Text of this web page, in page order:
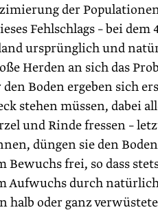
der
Fehlschlags – bei
ursprünglich und
Herden an sich das
Boden ergeben sich
stehen müssen, dabei
und Rinde fressen –
düngen sie den
Bewuchs frei, so dass
Aufwuchs durch
halb oder ganz